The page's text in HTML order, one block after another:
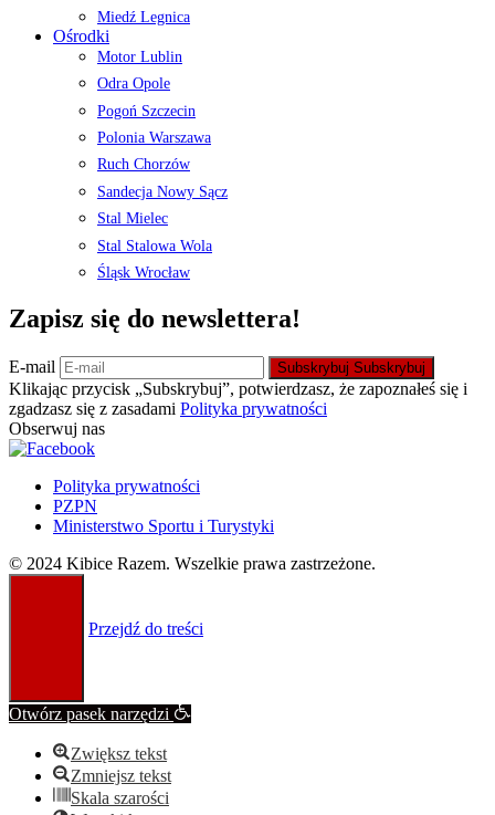
Miedź Legnica
Ośrodki
Motor Lublin
Odra Opole
Pogoń Szczecin
Polonia Warszawa
Ruch Chorzów
Sandecja Nowy Sącz
Stal Mielec
Stal Stalowa Wola
Śląsk Wrocław
Zapisz się do newslettera!
E-mail Subskrybuj Subskrybuj
Klikając przycisk „Subskrybuj”, potwierdzasz, że zapoznałeś się i
zgadzasz się z zasadami Polityka prywatności
Obserwuj nas
Polityka prywatności
PZPN
Ministerstwo Sportu i Turystyki
© 2024 Kibice Razem. Wszelkie prawa zastrzeżone.
Przejdź do treści
Otwórz pasek narzędzi
Zwiększ tekst
Zmniejsz tekst
Skala szarości